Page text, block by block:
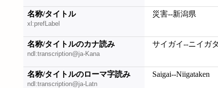
名称/タイトル
xl:prefLabel
災害--新潟県
名称/タイトルのカナ読み
ndl:transcription@ja-Kana
サイガイ--ニイガ
名称/タイトルのローマ字読み
ndl:transcription@ja-Latn
Saigai--Niigataken